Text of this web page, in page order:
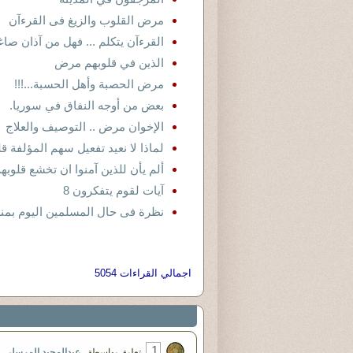
مرض القلوب والزيغ فى القرءآن
القرءآن يتكلم ... فهل من آذان
الذين في قلوبهم مرض
مرض الحصبة وأهل الحسبة...!!!
بعض من أوجه النفاق في سوريا.
الإخوان مرض .. التوصيف والعلاج
لماذا لا نعيد تفعيل سهم المؤلفة
ألم يأن للذين آمنوا ان تخشع
آيات لقوم يتفكرون 8
نظرة فى حال المسلمين اليوم
اجمالي القراءات 5054